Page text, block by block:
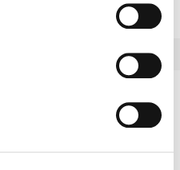
og informations­